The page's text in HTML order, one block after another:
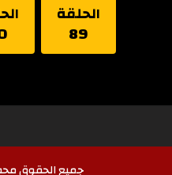
الحلقة
89
جميع الحقوق